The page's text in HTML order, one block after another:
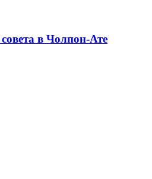
в Чолпон-Ате